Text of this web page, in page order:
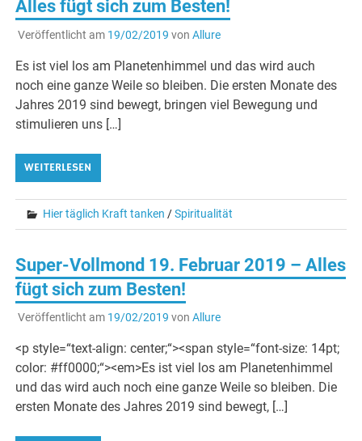
Alles fügt sich zum Besten!
Veröffentlicht am 19/02/2019 von Allure
Es ist viel los am Planetenhimmel und das wird auch
noch eine ganze Weile so bleiben. Die ersten Monate des
Jahres 2019 sind bewegt, bringen viel Bewegung und
stimulieren uns […]
WEITERLESEN
Hier täglich Kraft tanken /Spiritualität
Super-Vollmond 19. Februar 2019 – Alles
fügt sich zum Besten!
Veröffentlicht am 19/02/2019 von Allure
<p style=“text-align: center;“><span style=“font-size: 14pt;
color: #ff0000;“><em>Es ist viel los am Planetenhimmel
und das wird auch noch eine ganze Weile so bleiben. Die
ersten Monate des Jahres 2019 sind bewegt, […]